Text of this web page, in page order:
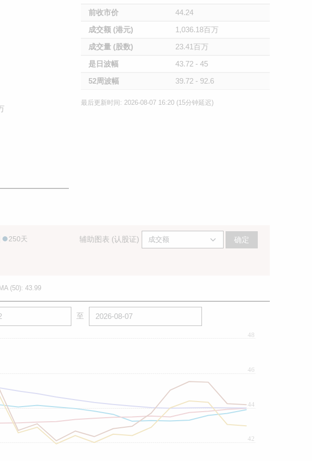
前收市价
44.24
成交额 (港元)
1,036.18百万
成交量 (股数)
23.41百万
是日波幅
43.72 - 45
52周波幅
39.72 - 92.6
最后更新时间: 2026-08-07 16:20 (15分钟延迟)
250天 辅助图表 (认股证) 确定
(50): 43.99
至
42
44
46
48